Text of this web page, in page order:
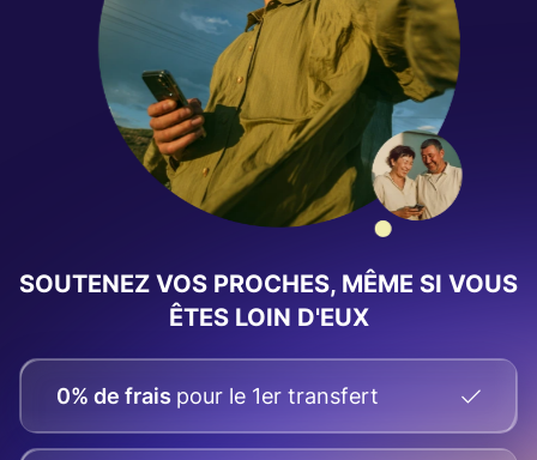
SOUTENEZ VOS PROCHES, MÊME SI VOUS
ÊTES LOIN D'EUX
0% de frais pour le 1er transfert